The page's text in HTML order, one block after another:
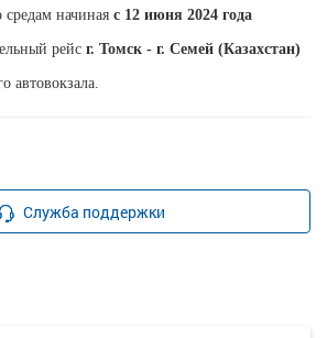
средам начиная с 12 июня 2024 года
рейс г. Томск - г. Семей (Казахстан)
автовокзала.
Служба поддержки